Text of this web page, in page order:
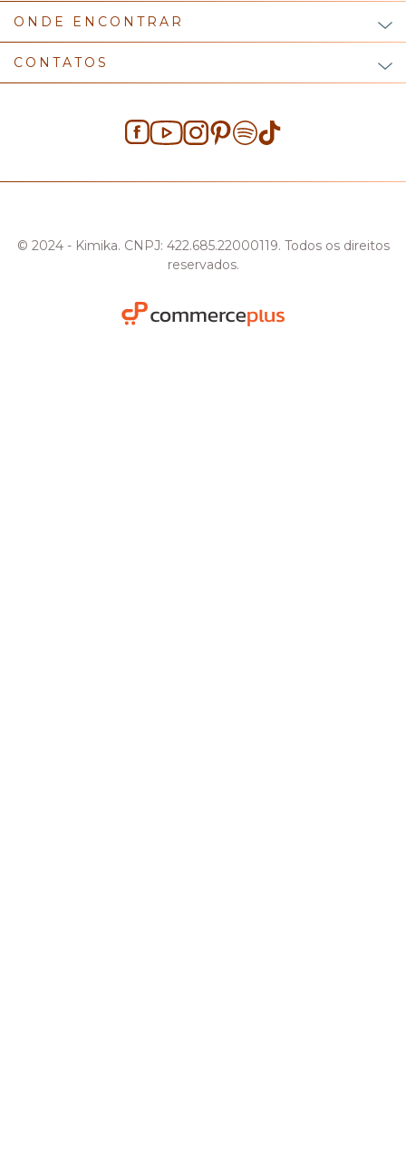
ONDE ENCONTRAR
CONTATOS
© 2024 - Kimika. CNPJ: 422.685.22000119. Todos os direitos
reservados.